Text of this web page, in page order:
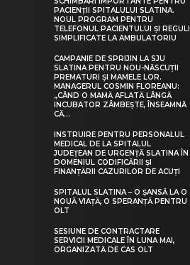
PACIENȚII SPITALULUI SLATINA.
NOUL PROGRAM PENTRU
TELEFONUL PACIENTULUI ȘI REGULI
SIMPLIFICATE LA AMBULATORIU
CAMPANIE DE SPRIJIN LA SJU
SLATINA PENTRU NOU-NĂSCUȚII
PREMATURI ȘI MAMELE LOR.
MANAGERUL COSMIN FLOREANU:
„CÂND O MAMĂ AFLATĂ LÂNGĂ
INCUBATOR ZÂMBEȘTE, ÎNSEAMNĂ
CĂ...
INSTRUIRE PENTRU PERSONALUL
MEDICAL DE LA SPITALUL
JUDEȚEAN DE URGENȚĂ SLATINA ÎN
DOMENIUL CODIFICĂRII ȘI
FINANȚĂRII CAZURILOR DE ACUȚI
SPITALUL SLATINA – O ȘANSĂ LA O
NOUĂ VIAȚĂ, O SPERANȚĂ PENTRU
OLT
SESIUNE DE CONTRACTARE
SERVICII MEDICALE ÎN LUNA MAI,
ORGANIZATĂ DE CAS OLT